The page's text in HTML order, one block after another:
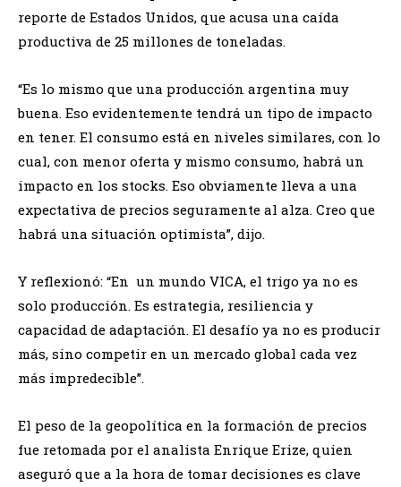
reporte de Estados Unidos, que acusa una caída
productiva de 25 millones de toneladas.
“Es lo mismo que una producción argentina muy
buena. Eso evidentemente tendrá un tipo de impacto
en tener. El consumo está en niveles similares, con lo
cual, con menor oferta y mismo consumo, habrá un
impacto en los stocks. Eso obviamente lleva a una
expectativa de precios seguramente al alza. Creo que
habrá una situación optimista”, dijo.
Y reflexionó: “En un mundo VICA, el trigo ya no es
solo producción. Es estrategia, resiliencia y
capacidad de adaptación. El desafío ya no es producir
más, sino competir en un mercado global cada vez
más impredecible”.
El peso de la geopolítica en la formación de precios
fue retomada por el analista Enrique Erize, quien
aseguró que a la hora de tomar decisiones es clave